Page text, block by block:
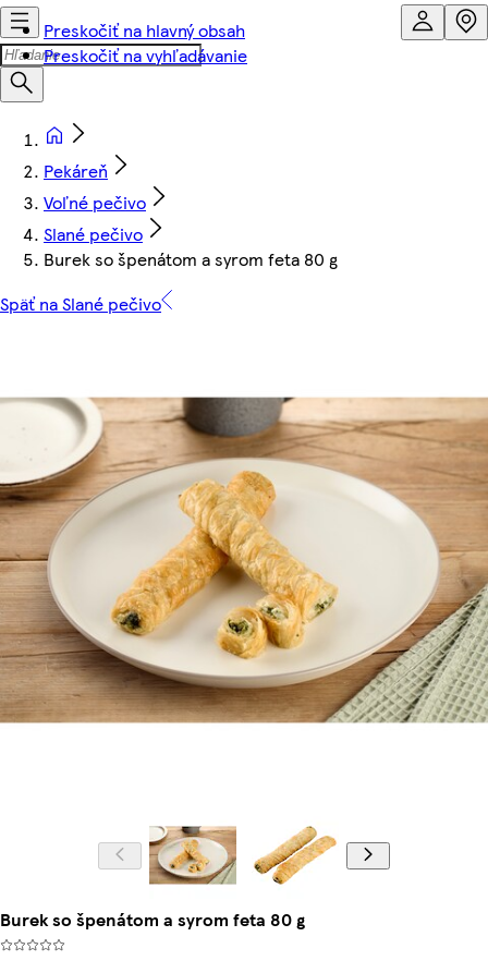
Preskočiť na hlavný obsah
Preskočiť na vyhľadávanie
Pekáreň
Voľné pečivo
Slané pečivo
Burek so špenátom a syrom feta 80 g
Späť na Slané pečivo
Burek so špenátom a syrom feta 80 g